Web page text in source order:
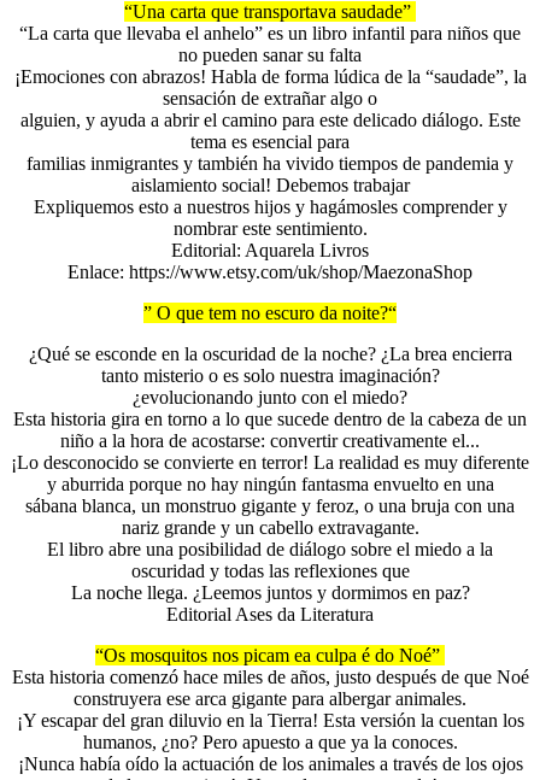
“Una carta que transportava saudade”
“La carta que llevaba el anhelo” es un libro infantil para niños que
no pueden sanar su falta
¡Emociones con abrazos! Habla de forma lúdica de la “saudade”, la
sensación de extrañar algo o
alguien, y ayuda a abrir el camino para este delicado diálogo. Este
tema es esencial para
familias inmigrantes y también ha vivido tiempos de pandemia y
aislamiento social! Debemos trabajar
Expliquemos esto a nuestros hijos y hagámosles comprender y
nombrar este sentimiento.
Editorial: Aquarela Livros
Enlace: https://www.etsy.com/uk/shop/MaezonaShop
” O que tem no escuro da noite?“
¿Qué se esconde en la oscuridad de la noche? ¿La brea encierra
tanto misterio o es solo nuestra imaginación?
¿evolucionando junto con el miedo?
Esta historia gira en torno a lo que sucede dentro de la cabeza de un
niño a la hora de acostarse: convertir creativamente el...
¡Lo desconocido se convierte en terror! La realidad es muy diferente
y aburrida porque no hay ningún fantasma envuelto en una
sábana blanca, un monstruo gigante y feroz, o una bruja con una
nariz grande y un cabello extravagante.
El libro abre una posibilidad de diálogo sobre el miedo a la
oscuridad y todas las reflexiones que
La noche llega. ¿Leemos juntos y dormimos en paz?
Editorial Ases da Literatura
“Os mosquitos nos picam ea culpa é do Noé”
Esta historia comenzó hace miles de años, justo después de que Noé
construyera ese arca gigante para albergar animales.
¡Y escapar del gran diluvio en la Tierra! Esta versión la cuentan los
humanos, ¿no? Pero apuesto a que ya la conoces.
¡Nunca había oído la actuación de los animales a través de los ojos